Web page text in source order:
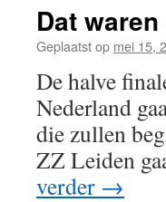
Dat
Geplaatst op mei 15,
De halve
Nederland
die zullen
ZZ Leiden
verder →